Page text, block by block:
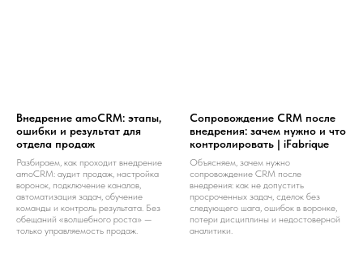
Внедрение amoCRM: этапы,
ошибки и результат для
отдела продаж
Разбираем, как проходит внедрение
amoCRM: аудит продаж, настройка
воронок, подключение каналов,
автоматизация задач, обучение
команды и контроль результата. Без
обещаний «волшебного роста» —
только управляемость продаж.
Сопровождение CRM после
внедрения: зачем нужно и что
контролировать | iFabrique
Объясняем, зачем нужно
сопровождение CRM после
внедрения: как не допустить
просроченных задач, сделок без
следующего шага, ошибок в воронке,
потери дисциплины и недостоверной
аналитики.